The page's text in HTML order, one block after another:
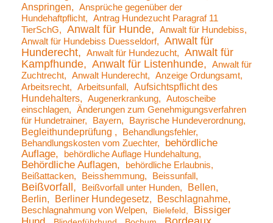
Anspringen
Ansprüche gegenüber der
Hundehaftpflicht
Antrag Hundezucht Paragraf 11
TierSchG
Anwalt für Hunde
Anwalt für Hundebiss
Anwalt für Hundebiss Duesseldorf
Anwalt für
Hunderecht
Anwalt für Hundezucht
Anwalt für
Kampfhunde
Anwalt für Listenhunde
Anwalt für
Zuchtrecht
Anwalt Hunderecht
Anzeige Ordungsamt
Arbeitsrecht
Arbeitsunfall
Aufsichtspflicht des
Hundehalters
Augenerkrankung
Autoscheibe
einschlagen
Änderungen zum Genehmigungsverfahren
für Hundetrainer
Bayern Bayrische Hundeverordnung
Begleithundeprüfung
Behandlungsfehler
Behandlungskosten vom Zuechter
behördliche
Auflage
behördliche Auflage Hundehaltung
Behördliche Auflagen
behördliche Erlaubnis
Beißattacken
Beisshemmung Beissunfall
Beißvorfall Beißvorfall unter Hunden
Bellen
Berlin
Berliner Hundegesetz Beschlagnahme
Beschlagnahmung von Welpen Bielefeld
Bissiger